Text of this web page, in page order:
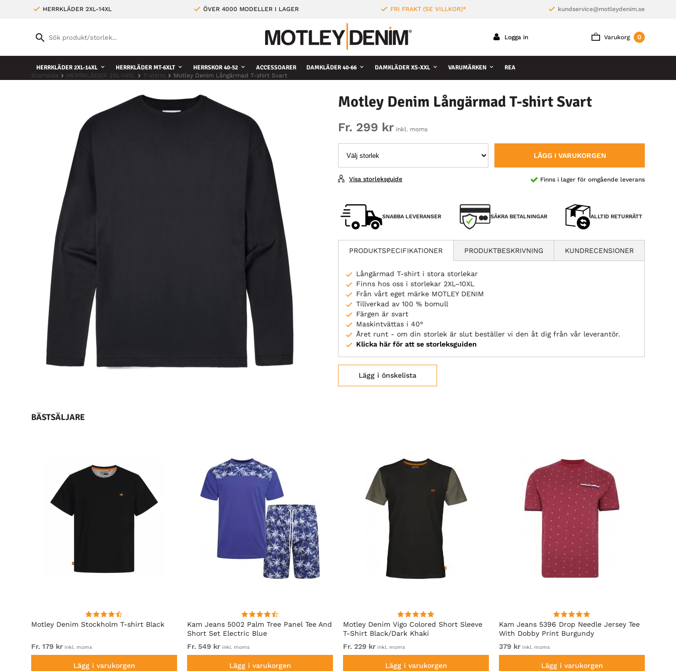
HERRKLÄDER 2XL-14XL ÖVER 4000 MODELLER I LAGER FRI FRAKT (SE VILLKOR)* kundservice@motleydenim.se
Varukorg 0
Logga in
HERRKLÄDER 2XL-14XL HERRKLÄDER MT-6XLT HERRSKOR 40-52 ACCESSOARER DAMKLÄDER 40-66 DAMKLÄDER XS-XXL VARUMÄRKEN REA
Startsida HERRKLÄDER 2XL-14XL T-shirts Motley Denim Långärmad T-shirt Svart
Motley Denim Långärmad T-shirt Svart
Fr. 299 kr inkl. moms
LÄGG I VARUKORGEN
Finns i lager för omgående leverans
Visa storleksguide
SNABBA LEVERANSER SÄKRA BETALNINGAR ALLTID RETURRÄTT
PRODUKTSPECIFIKATIONER PRODUKTBESKRIVNING KUNDRECENSIONER
Långärmad T-shirt i stora storlekar
Finns hos oss i storlekar 2XL–10XL
Från vårt eget märke MOTLEY DENIM
Tillverkad av 100 % bomull
Färgen är svart
Maskintvättas i 40°
Året runt - om din storlek är slut beställer vi den åt dig från vår leverantör.
Klicka här för att se storleksguiden
Lägg i önskelista
BÄSTSÄLJARE
Motley Denim Stockholm T-shirt Black
Fr. 179 kr inkl. moms
Lägg i varukorgen
Kam Jeans 5002 Palm Tree Panel Tee And
Short Set Electric Blue
Fr. 549 kr inkl. moms
Lägg i varukorgen
Motley Denim Vigo Colored Short Sleeve
T-Shirt Black/Dark Khaki
Fr. 229 kr inkl. moms
Lägg i varukorgen
Kam Jeans 5396 Drop Needle Jersey Tee
With Dobby Print Burgundy
379 kr inkl. moms
Lägg i varukorgen